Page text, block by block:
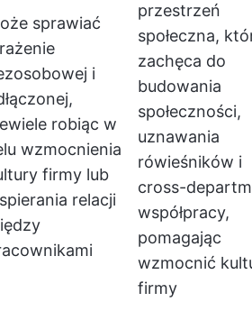
sprawiać
i
robiąc w
wzmocnienia
firmy lub
relacji
przestrzeń
społeczna,
zachęca do
budowania
społeczności,
uznawania
rówieśników i
cross-
współpracy,
pomagając
wzmocnić
firmy